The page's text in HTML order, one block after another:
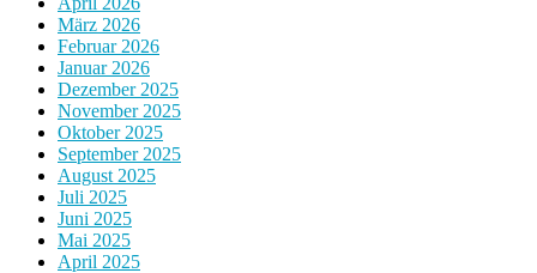
März 2026
Februar 2026
Januar 2026
Dezember 2025
November 2025
Oktober 2025
September 2025
August 2025
Juli 2025
Juni 2025
Mai 2025
April 2025